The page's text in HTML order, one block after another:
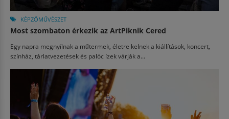
KÉPZŐMŰVÉSZET
Most szombaton érkezik az ArtPiknik Cered
Egy napra megnyílnak a műtermek, életre kelnek a kiállítások, koncert,
színház, tárlatvezetések és palóc ízek várják a...